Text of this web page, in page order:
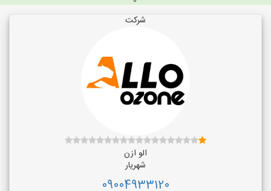
شرکت
الو ازن
شهریار
09004933120